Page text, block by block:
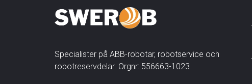
Specialister på ABB-robotar, robotservice och
robotreservdelar. Orgnr: 556663-1023